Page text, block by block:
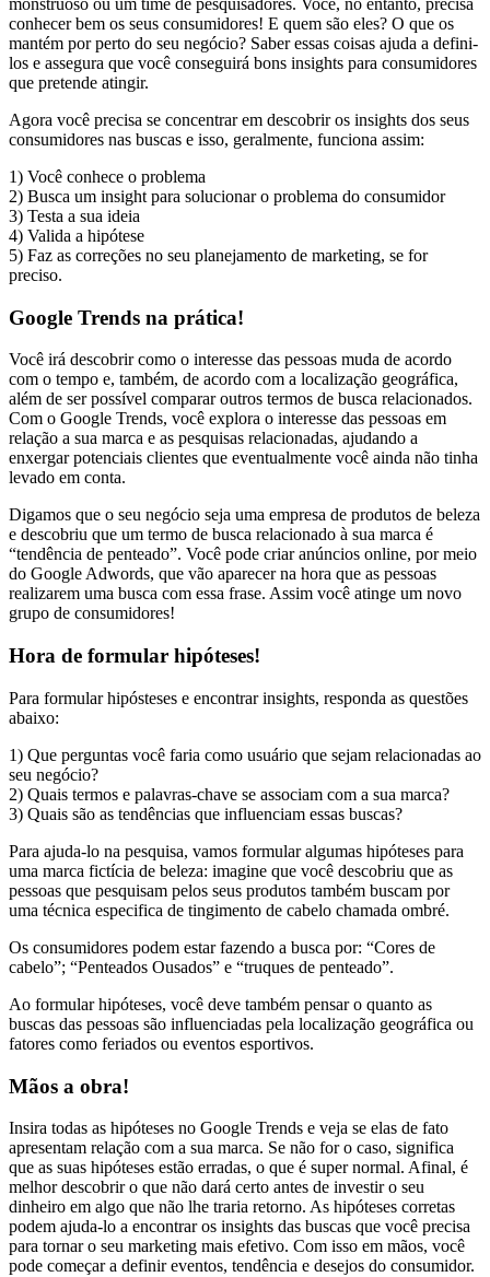
monstruoso ou um time de pesquisadores. Você, no entanto, precisa
conhecer bem os seus consumidores! E quem são eles? O que os
mantém por perto do seu negócio? Saber essas coisas ajuda a defini-
los e assegura que você conseguirá bons insights para consumidores
que pretende atingir.
Agora você precisa se concentrar em descobrir os insights dos seus
consumidores nas buscas e isso, geralmente, funciona assim:
1) Você conhece o problema
2) Busca um insight para solucionar o problema do consumidor
3) Testa a sua ideia
4) Valida a hipótese
5) Faz as correções no seu planejamento de marketing, se for
preciso.
Google Trends na prática!
Você irá descobrir como o interesse das pessoas muda de acordo
com o tempo e, também, de acordo com a localização geográfica,
além de ser possível comparar outros termos de busca relacionados.
Com o Google Trends, você explora o interesse das pessoas em
relação a sua marca e as pesquisas relacionadas, ajudando a
enxergar potenciais clientes que eventualmente você ainda não tinha
levado em conta.
Digamos que o seu negócio seja uma empresa de produtos de beleza
e descobriu que um termo de busca relacionado à sua marca é
“tendência de penteado”. Você pode criar anúncios online, por meio
do Google Adwords, que vão aparecer na hora que as pessoas
realizarem uma busca com essa frase. Assim você atinge um novo
grupo de consumidores!
Hora de formular hipóteses!
Para formular hipósteses e encontrar insights, responda as questões
abaixo:
1) Que perguntas você faria como usuário que sejam relacionadas ao
seu negócio?
2) Quais termos e palavras-chave se associam com a sua marca?
3) Quais são as tendências que influenciam essas buscas?
Para ajuda-lo na pesquisa, vamos formular algumas hipóteses para
uma marca fictícia de beleza: imagine que você descobriu que as
pessoas que pesquisam pelos seus produtos também buscam por
uma técnica especifica de tingimento de cabelo chamada ombré.
Os consumidores podem estar fazendo a busca por: “Cores de
cabelo”; “Penteados Ousados” e “truques de penteado”.
Ao formular hipóteses, você deve também pensar o quanto as
buscas das pessoas são influenciadas pela localização geográfica ou
fatores como feriados ou eventos esportivos.
Mãos a obra!
Insira todas as hipóteses no Google Trends e veja se elas de fato
apresentam relação com a sua marca. Se não for o caso, significa
que as suas hipóteses estão erradas, o que é super normal. Afinal, é
melhor descobrir o que não dará certo antes de investir o seu
dinheiro em algo que não lhe traria retorno. As hipóteses corretas
podem ajuda-lo a encontrar os insights das buscas que você precisa
para tornar o seu marketing mais efetivo. Com isso em mãos, você
pode começar a definir eventos, tendência e desejos do consumidor.